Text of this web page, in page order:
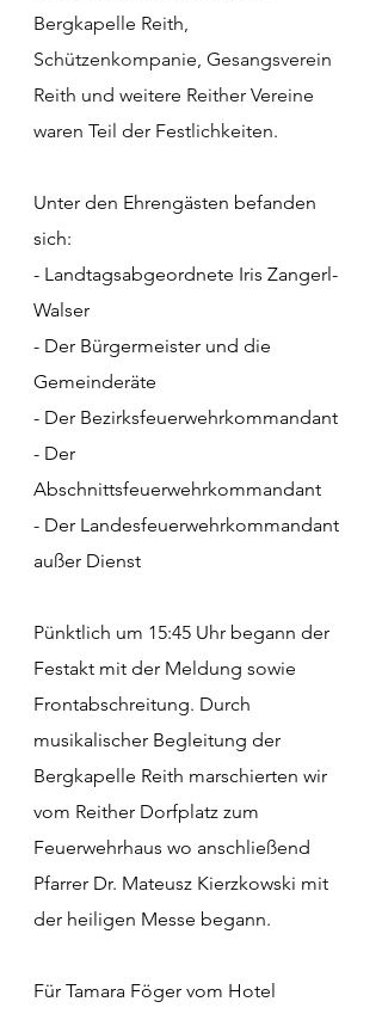
Bergkapelle Reith,
Schützenkompanie, Gesangsverein
Reith und weitere Reither Vereine
waren Teil der Festlichkeiten.
Unter den Ehrengästen befanden
sich:
- Landtagsabgeordnete Iris Zangerl-
Walser
- Der Bürgermeister und die
Gemeinderäte
- Der Bezirksfeuerwehrkommandant
- Der
Abschnittsfeuerwehrkommandant
- Der Landesfeuerwehrkommandant
außer Dienst
Pünktlich um 15:45 Uhr begann der
Festakt mit der Meldung sowie
Frontabschreitung. Durch
musikalischer Begleitung der
Bergkapelle Reith marschierten wir
vom Reither Dorfplatz zum
Feuerwehrhaus wo anschließend
Pfarrer Dr. Mateusz Kierzkowski mit
der heiligen Messe begann.
Für Tamara Föger vom Hotel